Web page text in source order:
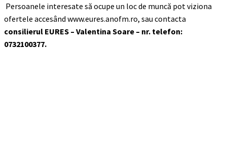
Persoanele interesate să ocupe un loc de muncă pot viziona
ofertele accesând www.eures.anofm.ro, sau contacta
consilierul EURES – Valentina Soare – nr. telefon:
0732100377.